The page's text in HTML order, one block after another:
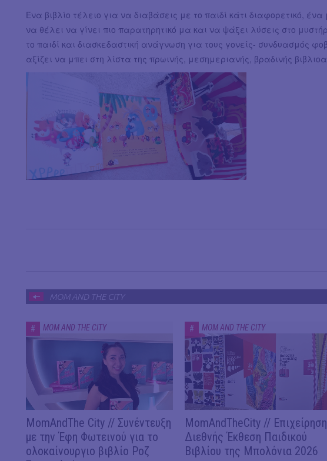
Ένα βιβλίο τέλειο για να διαβάσεις με το παιδί κάτι διαφορετικό,
να θέλει να γίνει πιο παρατηρητικό μα και να ψάξει λύσεις στο
το παιδί και διασκεδαστική ανάγνωση για τους γονείς- συνδυασμός
αξίζει να μπει στη λίστα της πρωινής, μεσημεριανής, βραδινής
MOM AND THE CITY
# MOM AND THE CITY
MomAndThe City // Συνέντευξη
με την Έφη Φωτεινού για το
ολοκαίνουργιο βιβλίο Ροζ
# MOM AND THE CITY
MomAndTheCity // Επιχείρηση
Διεθνής Έκθεση Παιδικού
Βιβλίου της Μπολόνια 2026